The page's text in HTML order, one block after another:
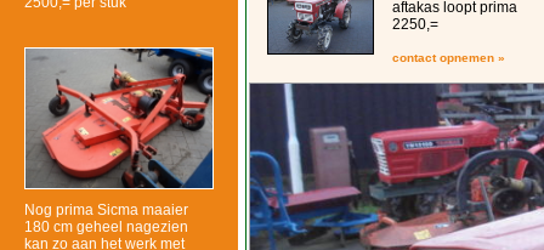
Nog prima Sicma maaier
180 cm geheel nagezien
kan zo aan het werk met
aftakas loopt prima
2250,=
contact opnemen »